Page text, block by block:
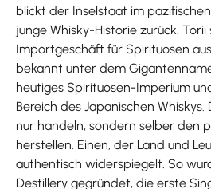
blickt der Inselstaat im
junge Whisky-Historie zurück.
Importgeschäft für Spirituosen
bekannt unter dem
heutiges Spirituosen-Imperium
Bereich des Japanischen
nur handeln, sondern selber den
herstellen. Einen, der Land und
authentisch widerspiegelt. So
Destillery gegründet, die erste